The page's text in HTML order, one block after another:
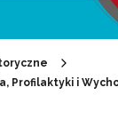
Profilaktyki i